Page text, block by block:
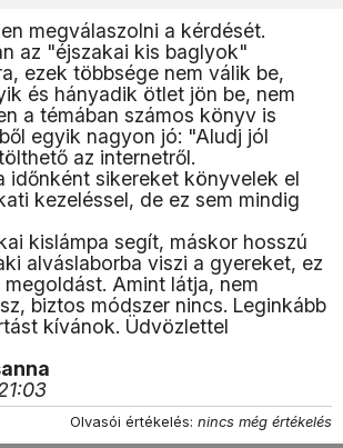
megválaszolni a kérdését.
az "éjszakai kis baglyok"
ezek többsége nem válik be,
és hányadik ötlet jön be, nem
a témában számos könyv is
egyik nagyon jó: "Aludj jól
az internetről.
időnként sikereket könyvelek el
kezeléssel, de ez sem mindig
kislámpa segít, máskor hosszú
alváslaborba viszi a gyereket, ez
Amint látja, nem
biztos módszer nincs. Leginkább
kívánok. Üdvözlettel
Olvasói értékelés: nincs még értékelés